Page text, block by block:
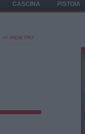
CASCINA
PISTOIA
<< INDIETRO